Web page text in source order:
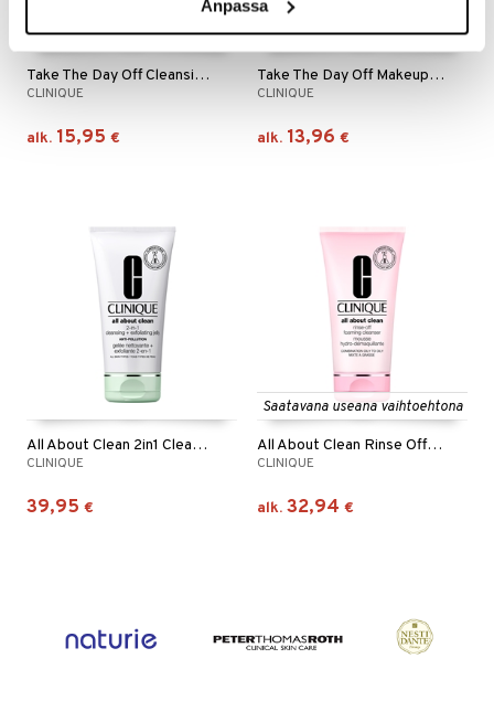
Anpassa
Saatavana useana vaihtoehtona
Take The Day Off Cleansing Balm
CLINIQUE
alk. 15,95 €
Saatavana useana vaihtoehtona
Take The Day Off Makeup Remover
CLINIQUE
alk. 13,96 €
All About Clean 2in1 Cleansing Exfoliating Jelly
CLINIQUE
39,95 €
Saatavana useana vaihtoehtona
All About Clean Rinse Off Foaming Cleanser
CLINIQUE
alk. 32,94 €